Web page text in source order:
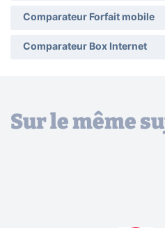
Comparateur Forfait mobile
Comparateur Box Internet
Sur le même